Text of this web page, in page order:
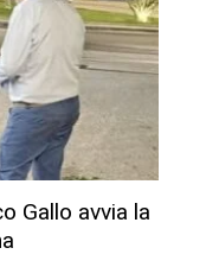
Gallo avvia la